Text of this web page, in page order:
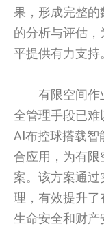
果，形成完整
的分析与评估
平提供有力支持
有限空间作
全管理手段已难
AI布控球搭载智
合应用，为有
案。该方案通
理，有效提升了
生命安全和财产